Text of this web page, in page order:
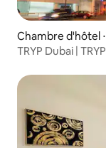
Chambre d'hôtel
TRYP Dubai |